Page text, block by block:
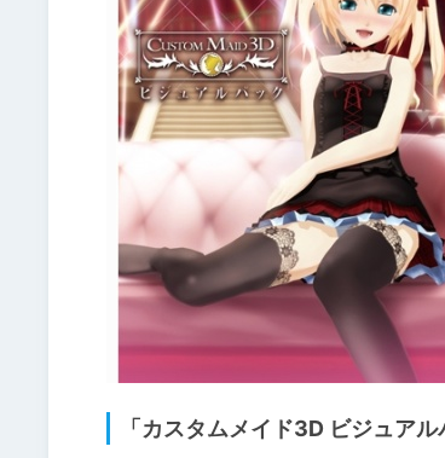
「カスタムメイド3D ビジュアル